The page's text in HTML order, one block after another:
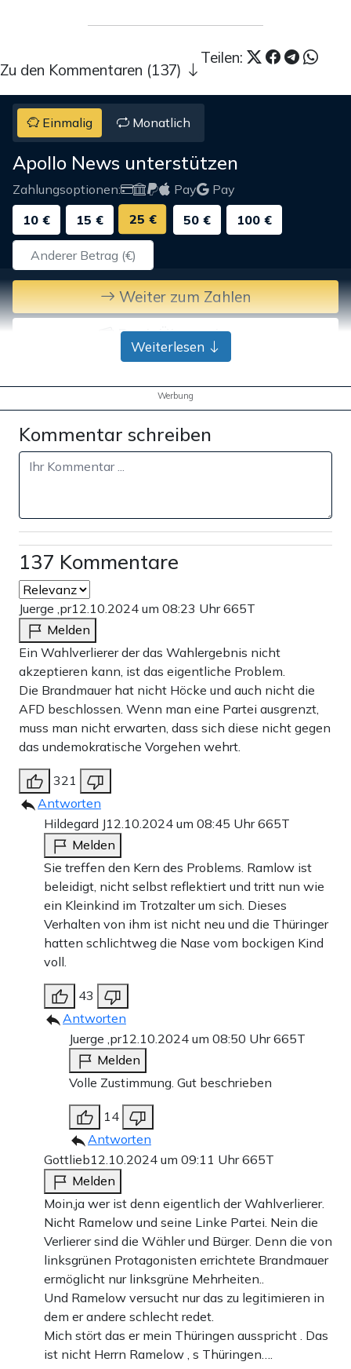
Teilen:
Zu den Kommentaren (137)
Einmalig Monatlich
Apollo News unterstützen
Zahlungsoptionen: Pay
Pay
10 €
15 € 25 € 50 € 100 €
Weiter zum Zahlen
Bank-Überweisung
Weiterlesen
Werbung
Kommentar schreiben
137 Kommentare
Juerge ,pr12.10.2024 um 08:23 Uhr665T
Melden
Ein Wahlverlierer der das Wahlergebnis nicht
akzeptieren kann, ist das eigentliche Problem.
Die Brandmauer hat nicht Höcke und auch nicht die
AFD beschlossen. Wenn man eine Partei ausgrenzt,
muss man nicht erwarten, dass sich diese nicht gegen
das undemokratische Vorgehen wehrt.
321
Antworten
Hildegard J12.10.2024 um 08:45 Uhr665T
Melden
Sie treffen den Kern des Problems. Ramlow ist
beleidigt, nicht selbst reflektiert und tritt nun wie
ein Kleinkind im Trotzalter um sich. Dieses
Verhalten von ihm ist nicht neu und die Thüringer
hatten schlichtweg die Nase vom bockigen Kind
voll.
43
Antworten
Juerge ,pr12.10.2024 um 08:50 Uhr665T
Melden
Volle Zustimmung. Gut beschrieben
14
Antworten
Gottlieb12.10.2024 um 09:11 Uhr665T
Melden
Moin,ja wer ist denn eigentlich der Wahlverlierer.
Nicht Ramelow und seine Linke Partei. Nein die
Verlierer sind die Wähler und Bürger. Denn die von
linksgrünen Protagonisten errichtete Brandmauer
ermöglicht nur linksgrüne Mehrheiten..
Und Ramelow versucht nur das zu legitimieren in
dem er andere schlecht redet.
Mich stört das er mein Thüringen ausspricht . Das
ist nicht Herrn Ramelow ‚ s Thüringen….